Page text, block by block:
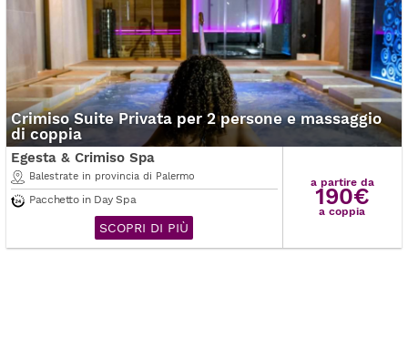
Crimiso Suite Privata per 2 persone e massaggio
di coppia
Egesta & Crimiso Spa
Balestrate in provincia di Palermo
Pacchetto in Day Spa
SCOPRI DI PIÙ
a partire da
190€
a coppia